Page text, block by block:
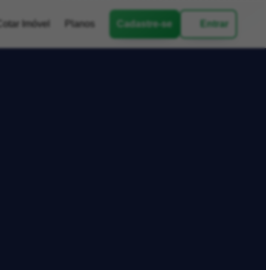
Cotar Imóvel Planos Cadastre-se Entrar